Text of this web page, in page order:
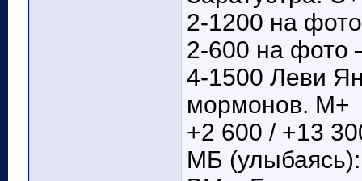
2-1200 на
2-600 на фото
4-1500 Леви
мормонов. М+
+2 600 / +13
МБ